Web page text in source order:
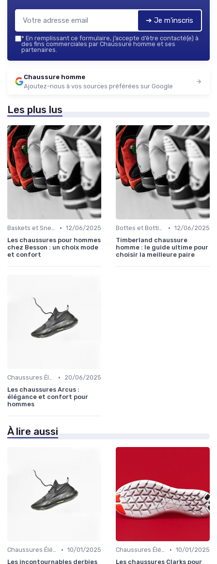
➔ Je m'inscris
* En remplissant ce formulaire, j’accepte d’être contacté(e) à
des fins commerciales par Chaussure homme et ses
partenaires.
Chaussure homme
Ajoutez-nous à vos sources préférées sur Google
Les plus lus
Baskets et Sneakers • 12/06/2025
Les chaussures pour hommes
chez Besson : un choix mode
et confort
Bottes et Bottines • 12/06/2025
Timberland chaussure
homme : le guide ultime pour
choisir la meilleure paire
Chaussures Élégantes et de Cérémonie •
20/06/2025
Les chaussures Arcus :
élégance et confort pour
hommes
À lire aussi
Chaussures Élégantes et de Cérémonie • 10/01/2025
Les incontournables derbies
Chaussures Élégantes et de Cérémonie • 10/01/2025
Les chaussures Clarks pour